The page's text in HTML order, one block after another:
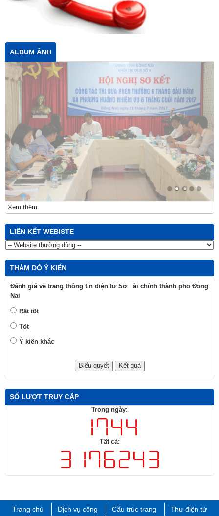
ALBUM ẢNH
Xem thêm
LIÊN KẾT WEBISTE
THĂM DÒ Ý KIẾN
Đánh giá về trang thông tin điện tử Sở Tài chính thành phố Đồng
Nai
Rất tốt
Tốt
Ý kiến khác
SỐ LƯỢT TRUY CẬP
Trong ngày:
Tất cả:
Trang chủ Dịch vụ công Cấu trúc trang Thư điện tử